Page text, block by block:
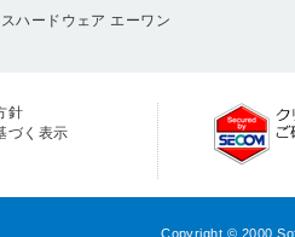
ハードウェア エーワン
針
づく表示
Copyright © 2000